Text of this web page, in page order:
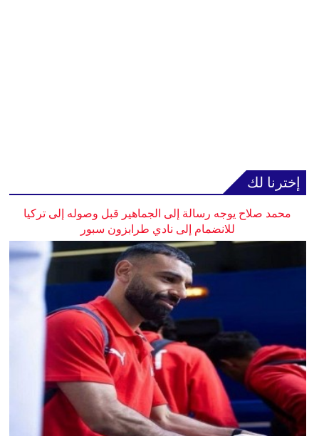
إخترنا لك
محمد صلاح يوجه رسالة إلى الجماهير قبل وصوله إلى تركيا
للانضمام إلى نادي طرابزون سبور